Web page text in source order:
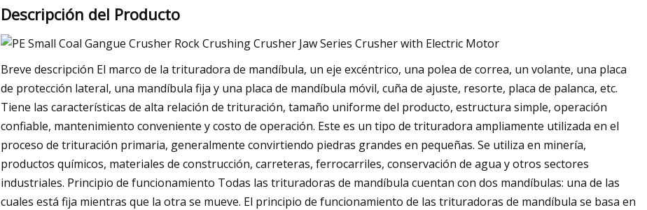
Descripción del Producto
Breve descripción El marco de la trituradora de mandíbula, un eje excéntrico, una polea de correa, un volante, una placa
de protección lateral, una mandíbula fija y una placa de mandíbula móvil, cuña de ajuste, resorte, placa de palanca, etc.
Tiene las características de alta relación de trituración, tamaño uniforme del producto, estructura simple, operación
confiable, mantenimiento conveniente y costo de operación. Este es un tipo de trituradora ampliamente utilizada en el
proceso de trituración primaria, generalmente convirtiendo piedras grandes en pequeñas. Se utiliza en minería,
productos químicos, materiales de construcción, carreteras, ferrocarriles, conservación de agua y otros sectores
industriales. Principio de funcionamiento Todas las trituradoras de mandíbula cuentan con dos mandíbulas: una de las
cuales está fija mientras que la otra se mueve. El principio de funcionamiento de las trituradoras de mandíbula se basa en